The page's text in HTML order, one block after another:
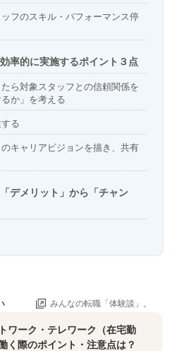
フのスキル・パフォーマンス停
率的に実施するポイント３点
ら対象スタッフとの信頼関係を
か」を考える
る
キャリアビジョンを描き、共有
デメリット」から「チャン
みんなの転職「体験談」。
ワーク・テレワーク（在宅勤
く際のポイント・注意点は？